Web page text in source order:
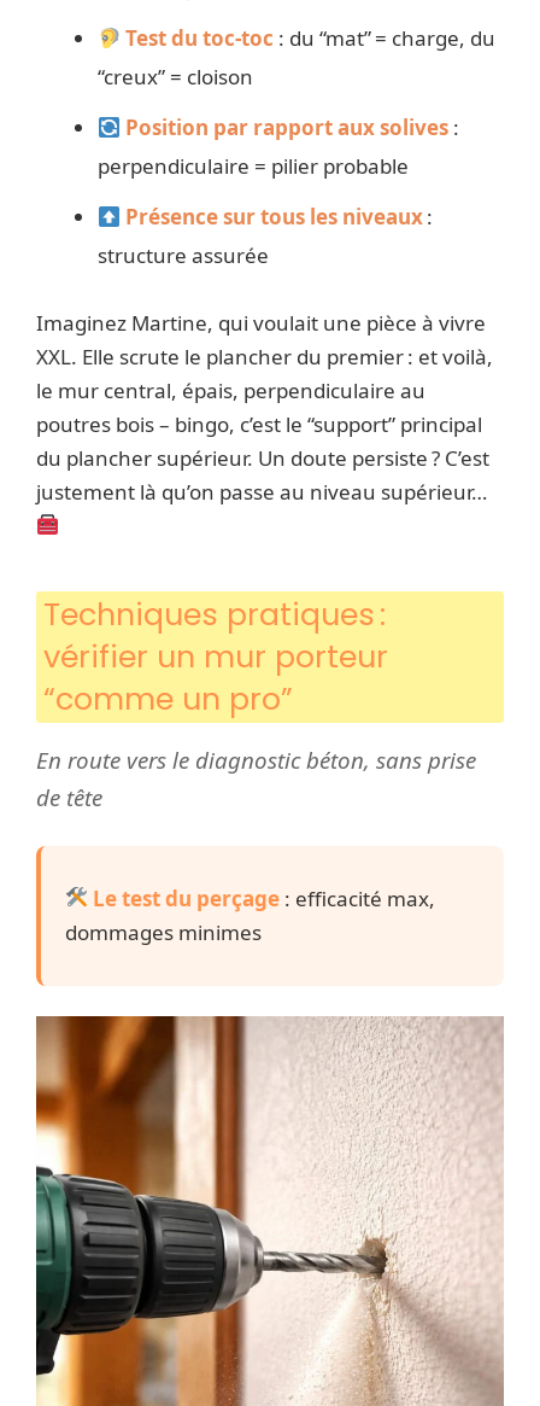
Test du toc-toc : du “mat” = charge, du
“creux” = cloison
Position par rapport aux solives :
perpendiculaire = pilier probable
Présence sur tous les niveaux:
structure assurée
Imaginez Martine, qui voulait une pièce à vivre
XXL. Elle scrute le plancher du premier : et voilà,
le mur central, épais, perpendiculaire au
poutres bois – bingo, c’est le “support” principal
du plancher supérieur. Un doute persiste ? C’est
justement là qu’on passe au niveau supérieur…
Techniques pratiques :
vérifier un mur porteur
“comme un pro”
En route vers le diagnostic béton, sans prise
de tête
Le test du perçage : efficacité max,
dommages minimes